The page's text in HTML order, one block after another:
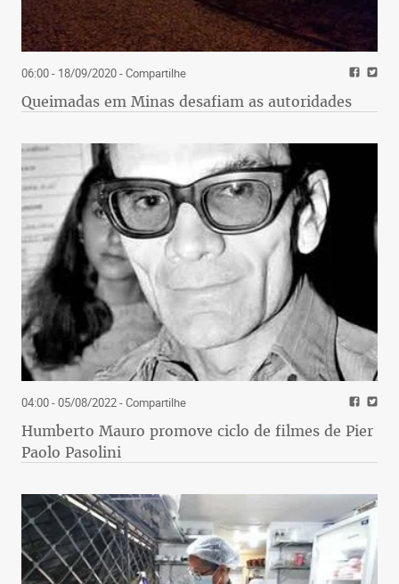
06:00 - 18/09/2020- Compartilhe
Queimadas em Minas desafiam as autoridades
04:00 - 05/08/2022- Compartilhe
Humberto Mauro promove ciclo de filmes de Pier
Paolo Pasolini